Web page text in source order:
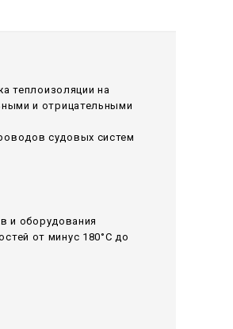
теплоизоляции на
и отрицательными
судовых систем
и оборудования
от минус 180°С до